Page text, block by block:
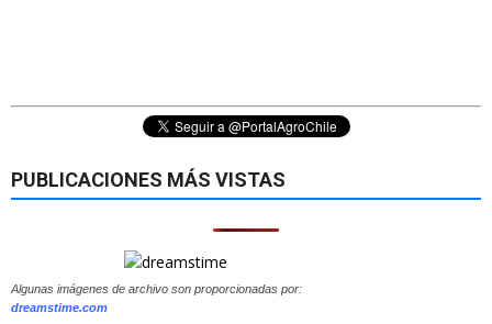
PUBLICACIONES MÁS VISTAS
Algunas imágenes de archivo son proporcionadas por:
dreamstime.com